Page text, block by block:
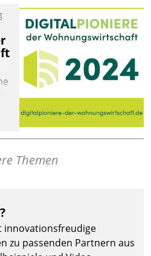
Themen
innovationsfreudige
zu passenden Partnern aus